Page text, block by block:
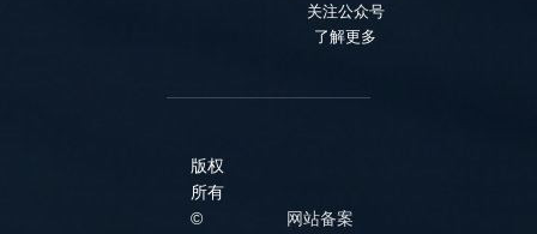
关注公众号
了解更多
版权
所有
©
网站备案